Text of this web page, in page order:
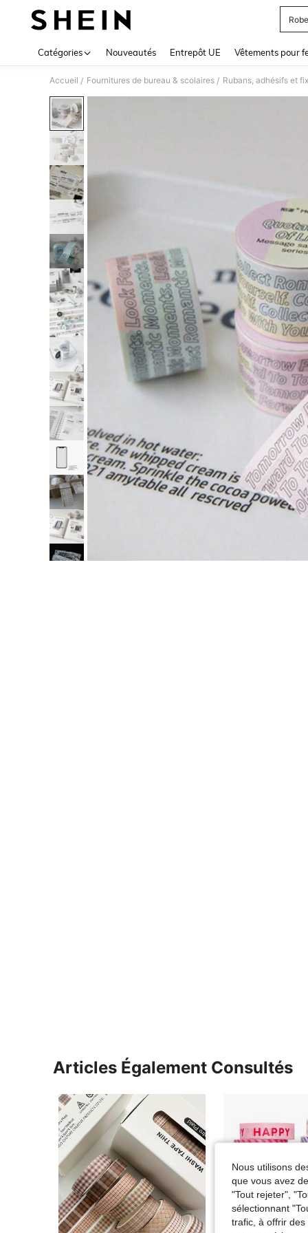
Catégories Nouveautés Entrepôt UE Vêtements pour
Accueil / Fournitures de bureau & scolaires / Rubans, adhésifs et
Articles Également Consultés
Nous utilisons
que vous avez
"Tout rejeter",
sélectionnant
trafic, à offrir